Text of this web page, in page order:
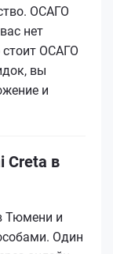
ОСАГО
нет
стоит ОСАГО
вы
и
Creta в
Тюмени и
Один